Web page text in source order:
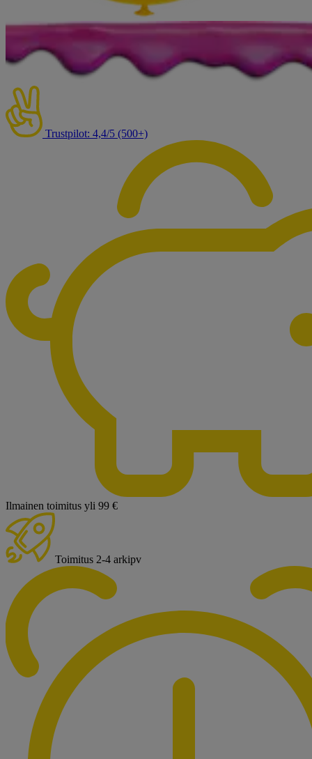
Trustpilot: 4,4/5 (500+)
Ilmainen toimitus yli 99 €
Toimitus 2-4 arkipv